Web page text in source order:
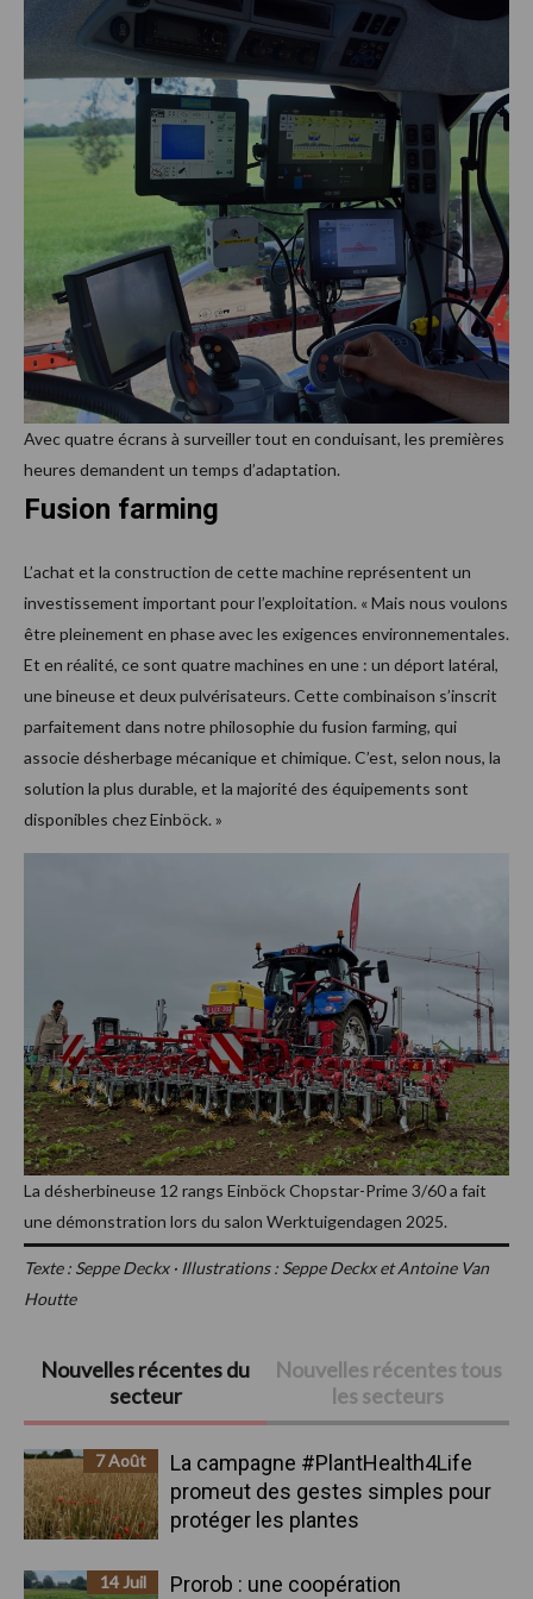
Avec quatre écrans à surveiller tout en conduisant, les premières
heures demandent un temps d’adaptation.
Fusion farming
L’achat et la construction de cette machine représentent un
investissement important pour l’exploitation. « Mais nous voulons
être pleinement en phase avec les exigences environnementales.
Et en réalité, ce sont quatre machines en une : un déport latéral,
une bineuse et deux pulvérisateurs. Cette combinaison s’inscrit
parfaitement dans notre philosophie du fusion farming, qui
associe désherbage mécanique et chimique. C’est, selon nous, la
solution la plus durable, et la majorité des équipements sont
disponibles chez Einböck. »
La désherbineuse 12 rangs Einböck Chopstar-Prime 3/60 a fait
une démonstration lors du salon Werktuigendagen 2025.
Texte : Seppe Deckx · Illustrations : Seppe Deckx et Antoine Van
Houtte
Barre
latérale
principale
Nouvelles récentes du
secteur
Nouvelles récentes tous
les secteurs
7 Août
La campagne #PlantHealth4Life
promeut des gestes simples pour
protéger les plantes
14 Juil
Prorob : une coopération